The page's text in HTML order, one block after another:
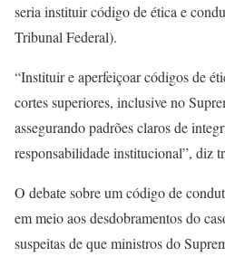
seria instituir código de ética e
Tribunal Federal).
“Instituir e aperfeiçoar códigos de
cortes superiores, inclusive no
assegurando padrões claros de
responsabilidade institucional”, diz
O debate sobre um código de
em meio aos desdobramentos do
suspeitas de que ministros do